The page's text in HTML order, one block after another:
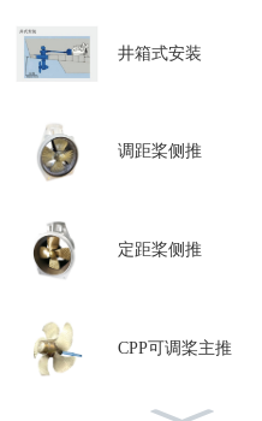
井箱式安装
调距桨侧推
定距桨侧推
CPP可调桨主推